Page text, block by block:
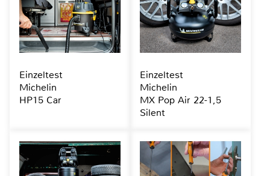
Einzeltest
Michelin
HP15 Car
Einzeltest
Michelin
MX Pop Air 22-1,5
Silent